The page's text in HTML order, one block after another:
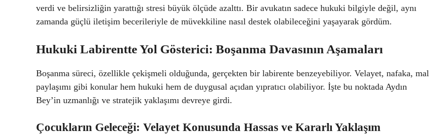
verdi ve belirsizliğin yarattığı stresi büyük ölçüde azalttı. Bir avukatın sadece hukuki bilgiyle değil, aynı
zamanda güçlü iletişim becerileriyle de müvekkiline nasıl destek olabileceğini yaşayarak gördüm.
Hukuki Labirentte Yol Gösterici: Boşanma Davasının Aşamaları
Boşanma süreci, özellikle çekişmeli olduğunda, gerçekten bir labirente benzeyebiliyor. Velayet, nafaka, mal
paylaşımı gibi konular hem hukuki hem de duygusal açıdan yıpratıcı olabiliyor. İşte bu noktada Aydın
Bey’in uzmanlığı ve stratejik yaklaşımı devreye girdi.
Çocukların Geleceği: Velayet Konusunda Hassas ve Kararlı Yaklaşım